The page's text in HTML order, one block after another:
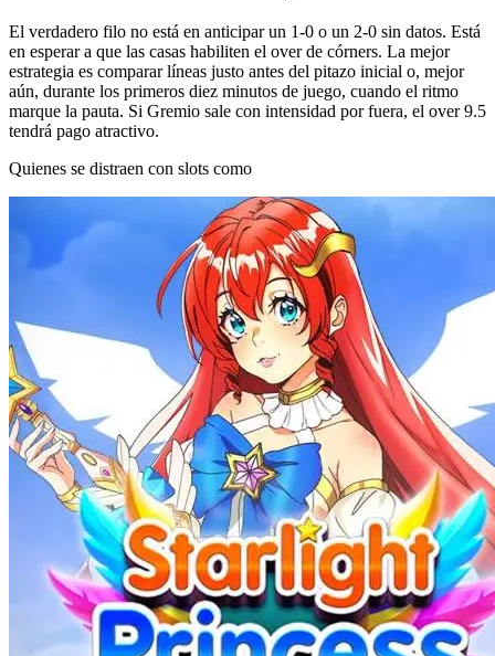
El verdadero filo no está en anticipar un 1-0 o un 2-0 sin datos. Está
en esperar a que las casas habiliten el over de córners. La mejor
estrategia es comparar líneas justo antes del pitazo inicial o, mejor
aún, durante los primeros diez minutos de juego, cuando el ritmo
marque la pauta. Si Gremio sale con intensidad por fuera, el over 9.5
tendrá pago atractivo.
Quienes se distraen con slots como